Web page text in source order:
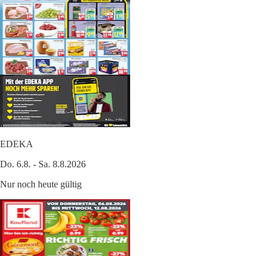
EDEKA
Do. 6.8. - Sa. 8.8.2026
Nur noch heute gültig